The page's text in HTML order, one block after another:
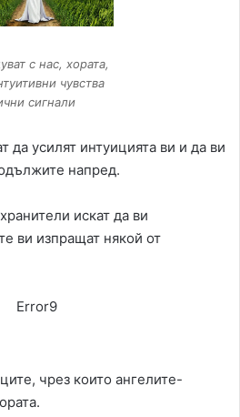
с нас, хората,
чувства
сигнали
да усилят интуицията ви и да ви
напред.
искат да ви
ви изпращат някой от
Error9
чрез които ангелите-